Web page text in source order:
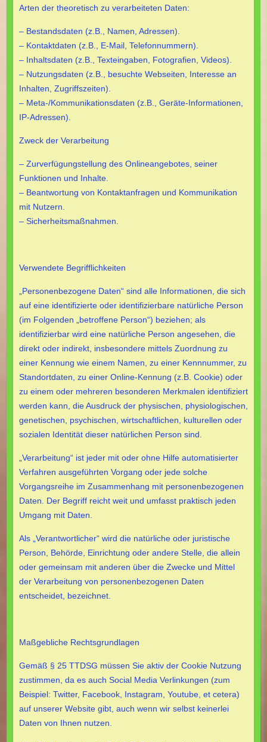
Arten der theoretisch zu verarbeiteten Daten:
– Bestandsdaten (z.B., Namen, Adressen).
– Kontaktdaten (z.B., E-Mail, Telefonnummern).
– Inhaltsdaten (z.B., Texteingaben, Fotografien, Videos).
– Nutzungsdaten (z.B., besuchte Webseiten, Interesse an
Inhalten, Zugriffszeiten).
– Meta-/Kommunikationsdaten (z.B., Geräte-Informationen,
IP-Adressen).
Zweck der Verarbeitung
– Zurverfügungstellung des Onlineangebotes, seiner
Funktionen und Inhalte.
– Beantwortung von Kontaktanfragen und Kommunikation
mit Nutzern.
– Sicherheitsmaßnahmen.
Verwendete Begrifflichkeiten
„Personenbezogene Daten“ sind alle Informationen, die sich
auf eine identifizierte oder identifizierbare natürliche Person
(im Folgenden „betroffene Person“) beziehen; als
identifizierbar wird eine natürliche Person angesehen, die
direkt oder indirekt, insbesondere mittels Zuordnung zu
einer Kennung wie einem Namen, zu einer Kennnummer, zu
Standortdaten, zu einer Online-Kennung (z.B. Cookie) oder
zu einem oder mehreren besonderen Merkmalen identifiziert
werden kann, die Ausdruck der physischen, physiologischen,
genetischen, psychischen, wirtschaftlichen, kulturellen oder
sozialen Identität dieser natürlichen Person sind.
„Verarbeitung“ ist jeder mit oder ohne Hilfe automatisierter
Verfahren ausgeführten Vorgang oder jede solche
Vorgangsreihe im Zusammenhang mit personenbezogenen
Daten. Der Begriff reicht weit und umfasst praktisch jeden
Umgang mit Daten.
Als „Verantwortlicher“ wird die natürliche oder juristische
Person, Behörde, Einrichtung oder andere Stelle, die allein
oder gemeinsam mit anderen über die Zwecke und Mittel
der Verarbeitung von personenbezogenen Daten
entscheidet, bezeichnet.
Maßgebliche Rechtsgrundlagen
Gemäß § 25 TTDSG müssen Sie aktiv der Cookie Nutzung
zustimmen, da es auch Social Media Verlinkungen (zum
Beispiel: Twitter, Facebook, Instagram, Youtube, et cetera)
auf unserer Website gibt, auch wenn wir selbst keinerlei
Daten von Ihnen nutzen.